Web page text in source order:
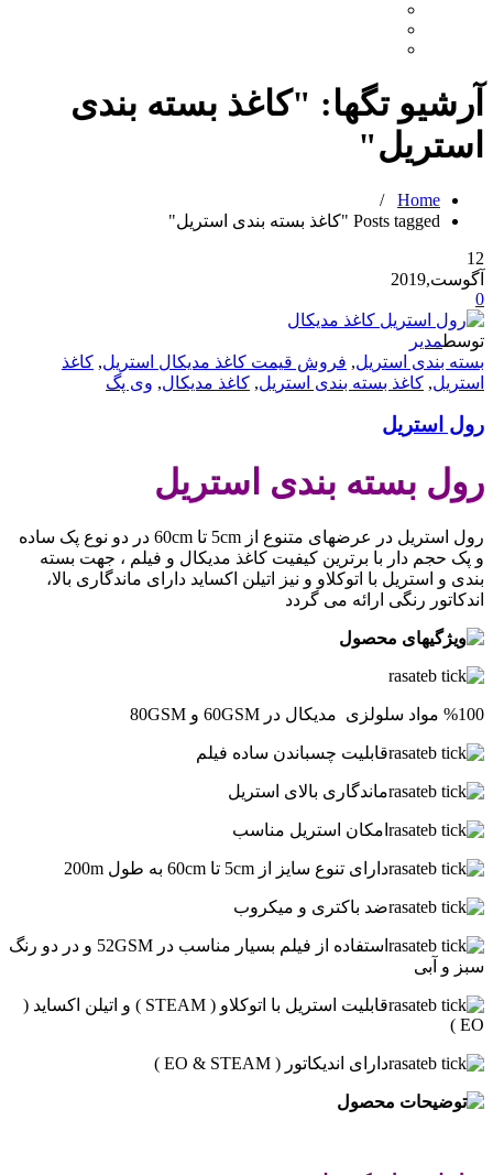
آرشیو تگها: "کاغذ بسته بندی
استریل"
Home
/
Posts tagged "کاغذ بسته بندی استریل"
12
آگوست,2019
0
توسطمدیر
بسته بندی استریل, فروش قیمت کاغذ مدیکال استریل, کاغذ
استریل, کاغذ بسته بندی استریل, کاغذ مدیکال, وی پگ
رول استریل
رول بسته بندی استریل
رول استریل در عرضهای متنوع از 5cm تا 60cm در دو نوع پک ساده
و پک حجم دار با برترین کیفیت کاغذ مدیکال و فیلم ، جهت بسته
بندی و استریل با اتوکلاو و نیز اتیلن اکساید دارای ماندگاری بالا،
اندکاتور رنگی ارائه می گردد
%100 مواد سلولزی مدیکال در 60GSM و 80GSM
قابلیت چسباندن ساده فیلم
ماندگاری بالای استریل
امکان استریل مناسب
دارای تنوع سایز از 5cm تا 60cm به طول 200m
ضد باکتری و میکروب
استفاده از فیلم بسیار مناسب در 52GSM و در دو رنگ
سبز و آبی
قابلیت استریل با اتوکلاو ( STEAM ) و اتیلن اکساید (
EO )
دارای اندیکاتور ( EO & STEAM )